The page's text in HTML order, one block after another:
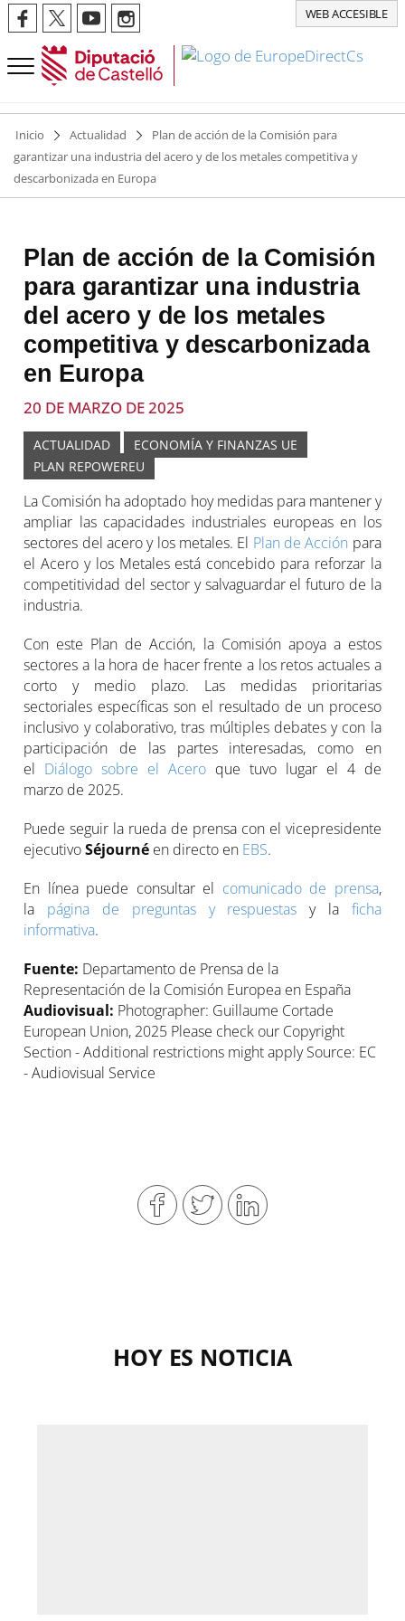
WEB ACCESIBLE
Inicio Actualidad
Plan de acción de la Comisión para
garantizar una industria del acero y de los metales competitiva y
descarbonizada en Europa
Plan de acción de la Comisión
para garantizar una industria
del acero y de los metales
competitiva y descarbonizada
en Europa
20 DE MARZO DE 2025
ACTUALIDAD
ECONOMÍA Y FINANZAS UE
PLAN REPOWEREU
La Comisión ha adoptado hoy medidas para mantener y
ampliar las capacidades industriales europeas en los
sectores del acero y los metales. El Plan de Acción para
el Acero y los Metales está concebido para reforzar la
competitividad del sector y salvaguardar el futuro de la
industria.
Con este Plan de Acción, la Comisión apoya a estos
sectores a la hora de hacer frente a los retos actuales a
corto y medio plazo. Las medidas prioritarias
sectoriales específicas son el resultado de un proceso
inclusivo y colaborativo, tras múltiples debates y con la
participación de las partes interesadas, como en
el Diálogo sobre el Acero que tuvo lugar el 4 de
marzo de 2025.
Puede seguir la rueda de prensa con el vicepresidente
ejecutivoSéjourné en directo en EBS.
En línea puede consultar el comunicado de prensa,
la página de preguntas y respuestas y la ficha
informativa.
Fuente: Departamento de Prensa de la
Representación de la Comisión Europea en España
Audiovisual: Photographer: Guillaume Cortade
European Union, 2025 Please check our Copyright
Section - Additional restrictions might apply Source: EC
- Audiovisual Service
HOY ES NOTICIA